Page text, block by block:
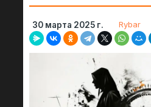
30 марта 2025 г. Rybar